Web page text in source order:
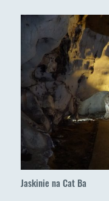
Jaskinie na Cat Ba